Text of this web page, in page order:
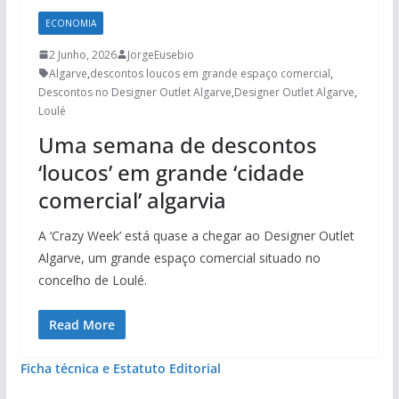
ECONOMIA
2 Junho, 2026
JorgeEusebio
Algarve,descontos loucos em grande espaço comercial,
Descontos no Designer Outlet Algarve,Designer Outlet Algarve,
Loulé
Uma semana de descontos
‘loucos’ em grande ‘cidade
comercial’ algarvia
A ‘Crazy Week’ está quase a chegar ao Designer Outlet
Algarve, um grande espaço comercial situado no
concelho de Loulé.
Read More
Ficha técnica e Estatuto Editorial